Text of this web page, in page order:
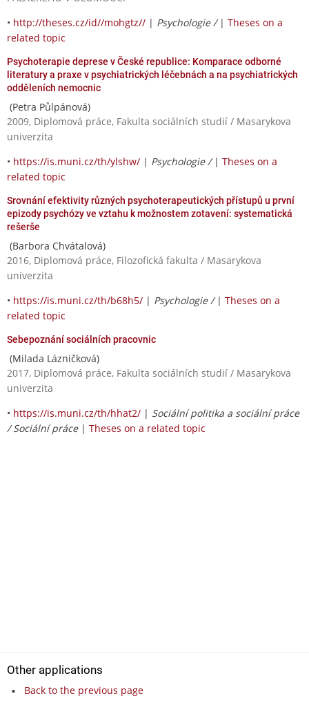
• http://theses.cz/id//mohgtz// | Psychologie / | Theses on a
related topic
Psychoterapie deprese v České republice: Komparace odborné
literatury a praxe v psychiatrických léčebnách a na psychiatrických
odděleních nemocnic
(Petra Půlpánová)
2009, Diplomová práce, Fakulta sociálních studií / Masarykova
univerzita
• https://is.muni.cz/th/ylshw/ | Psychologie / | Theses on a
related topic
Srovnání efektivity různých psychoterapeutických přístupů u první
epizody psychózy ve vztahu k možnostem zotavení: systematická
rešerše
(Barbora Chvátalová)
2016, Diplomová práce, Filozofická fakulta / Masarykova
univerzita
• https://is.muni.cz/th/b68h5/ | Psychologie / | Theses on a
related topic
Sebepoznání sociálních pracovnic
(Milada Lázničková)
2017, Diplomová práce, Fakulta sociálních studií / Masarykova
univerzita
• https://is.muni.cz/th/hhat2/ | Sociální politika a sociální práce
/ Sociální práce| Theses on a related topic
Other applications
Back to the previous page